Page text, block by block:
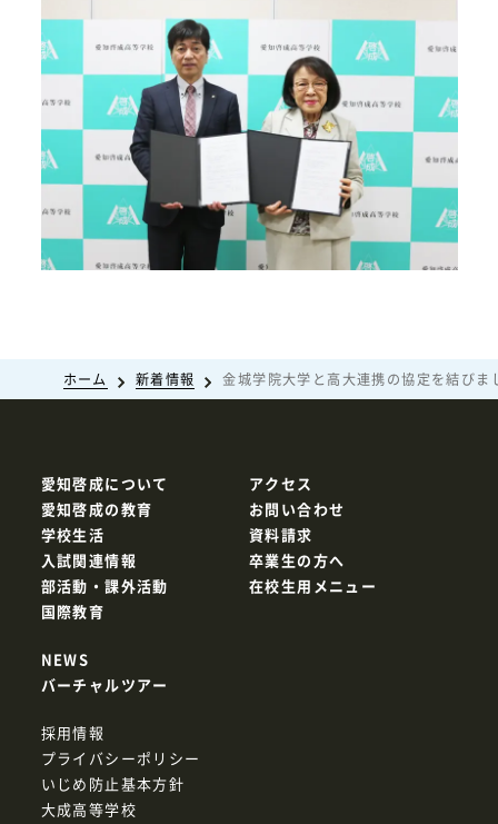
ホーム 新着情報 金城学院大学と高大連携の協定を結びま
愛知啓成について
愛知啓成の教育
学校生活
入試関連情報
部活動・課外活動
国際教育
アクセス
お問い合わせ
資料請求
卒業生の方へ
在校生用メニュー
採用情報
プライバシーポリシー
いじめ防止基本方針
大成高等学校
NEWS
バーチャルツアー